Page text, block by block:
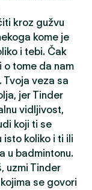
kroz gužvu
kome je
i tebi. Čak
tome da nam
Tvoja veza sa
jer Tinder
vidljivost,
koji ti se
isto koliko i ti ili
u badmintonu.
uzmi Tinder
se govori